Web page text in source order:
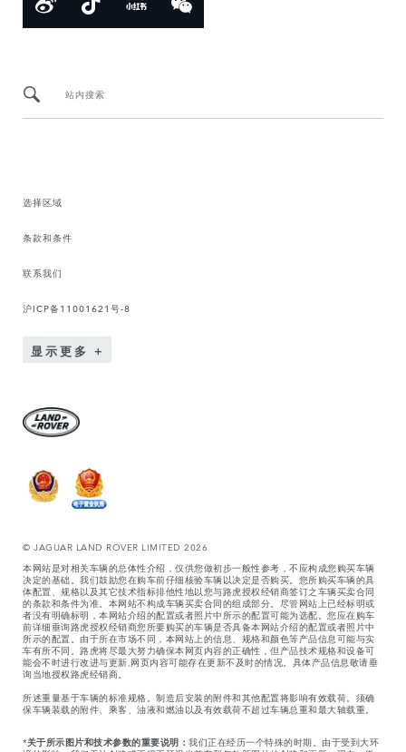
站内搜索
选择区域
条款和条件
联系我们
沪ICP备11001621号-8
显示更多
© JAGUAR LAND ROVER LIMITED 2026
本网站是对相关车辆的总体性介绍，仅供您做初步一般性参考，不应构成您购买车辆
决定的基础。我们鼓励您在购车前仔细核验车辆以决定是否购买。您所购买车辆的具
体配置、规格以及其它技术指标排他性地以您与路虎授权经销商签订之车辆买卖合同
的条款和条件为准。本网站不构成车辆买卖合同的组成部分。尽管网站上已经标明或
者没有明确标明，本网站介绍的配置或者照片中所示的配置可能为选配。您应在购车
前详细垂询路虎授权经销商您所要购买的车辆是否具备本网站介绍的配置或者照片中
所示的配置。由于所在市场不同，本网站上的信息、规格和颜色等产品信息可能与实
车有所不同。路虎将尽最大努力确保本网页内容的正确性，但产品技术规格和设备可
能会不时进行改进与更新,网页内容可能存在更新不及时的情况。具体产品信息敬请垂
询当地授权路虎经销商。
所述重量基于车辆的标准规格。制造后安装的附件和其他配置将影响有效载荷。须确
保车辆装载的附件、乘客、油液和燃油以及有效载荷不超过车辆总重和最大轴载重。
*关于所示图片和技术参数的重要说明： 我们正在经历一个特殊的时期。由于受到大环